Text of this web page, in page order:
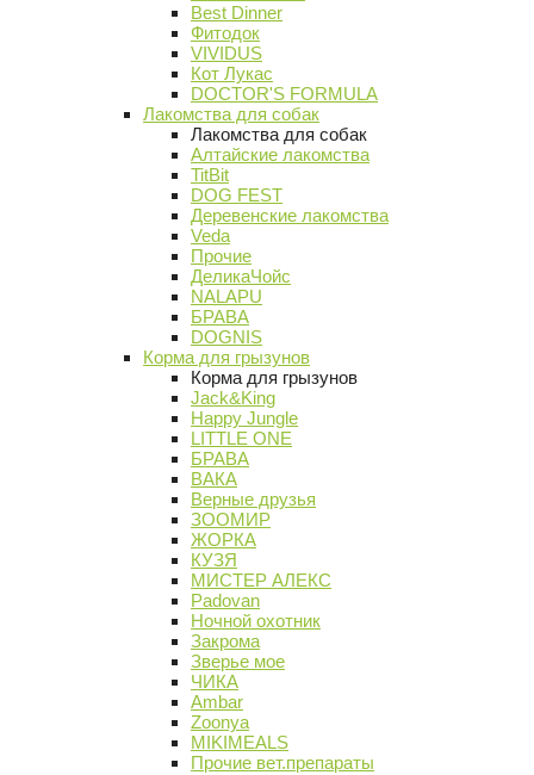
Best Dinner
Фитодок
VIVIDUS
Кот Лукас
DOCTOR'S FORMULA
Лакомства для собак
Лакомства для собак
Алтайские лакомства
TitBit
DOG FEST
Деревенские лакомства
Veda
Прочие
ДеликаЧойс
NALAPU
БРАВА
DOGNIS
Корма для грызунов
Корма для грызунов
Jack&King
Happy Jungle
LITTLE ONE
БРАВА
ВАКА
Верные друзья
ЗООМИР
ЖОРКА
КУЗЯ
МИСТЕР АЛЕКС
Padovan
Ночной охотник
Закрома
Зверье мое
ЧИКА
Ambar
Zoonya
MIKIMEALS
Прочие вет.препараты